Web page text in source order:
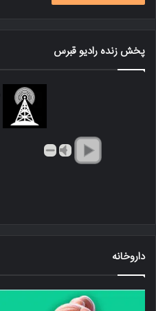
پخش زنده رادیو قبرس
داروخانه